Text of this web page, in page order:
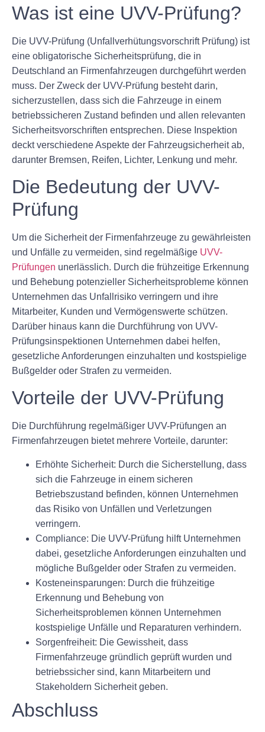
Was ist eine UVV-Prüfung?
Die UVV-Prüfung (Unfallverhütungsvorschrift Prüfung) ist
eine obligatorische Sicherheitsprüfung, die in
Deutschland an Firmenfahrzeugen durchgeführt werden
muss. Der Zweck der UVV-Prüfung besteht darin,
sicherzustellen, dass sich die Fahrzeuge in einem
betriebssicheren Zustand befinden und allen relevanten
Sicherheitsvorschriften entsprechen. Diese Inspektion
deckt verschiedene Aspekte der Fahrzeugsicherheit ab,
darunter Bremsen, Reifen, Lichter, Lenkung und mehr.
Die Bedeutung der UVV-
Prüfung
Um die Sicherheit der Firmenfahrzeuge zu gewährleisten
und Unfälle zu vermeiden, sind regelmäßige UVV-
Prüfungen unerlässlich. Durch die frühzeitige Erkennung
und Behebung potenzieller Sicherheitsprobleme können
Unternehmen das Unfallrisiko verringern und ihre
Mitarbeiter, Kunden und Vermögenswerte schützen.
Darüber hinaus kann die Durchführung von UVV-
Prüfungsinspektionen Unternehmen dabei helfen,
gesetzliche Anforderungen einzuhalten und kostspielige
Bußgelder oder Strafen zu vermeiden.
Vorteile der UVV-Prüfung
Die Durchführung regelmäßiger UVV-Prüfungen an
Firmenfahrzeugen bietet mehrere Vorteile, darunter:
Erhöhte Sicherheit: Durch die Sicherstellung, dass
sich die Fahrzeuge in einem sicheren
Betriebszustand befinden, können Unternehmen
das Risiko von Unfällen und Verletzungen
verringern.
Compliance: Die UVV-Prüfung hilft Unternehmen
dabei, gesetzliche Anforderungen einzuhalten und
mögliche Bußgelder oder Strafen zu vermeiden.
Kosteneinsparungen: Durch die frühzeitige
Erkennung und Behebung von
Sicherheitsproblemen können Unternehmen
kostspielige Unfälle und Reparaturen verhindern.
Sorgenfreiheit: Die Gewissheit, dass
Firmenfahrzeuge gründlich geprüft wurden und
betriebssicher sind, kann Mitarbeitern und
Stakeholdern Sicherheit geben.
Abschluss